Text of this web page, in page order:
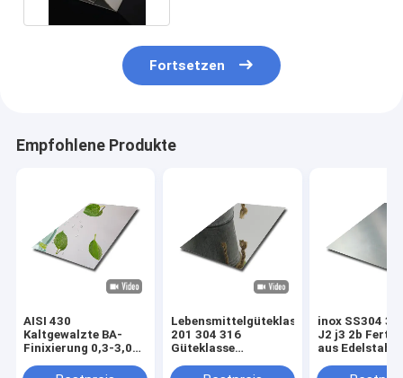
Fortsetzen
Empfohlene Produkte
AISI 430
Kaltgewalzte BA-
Finixierung 0,3-3,0
Edelstahlplatte
Lebensmittelgüteklasse
201 304 316
Güteklasse
Finish
inox SS304
J2 j3 2b
aus Edelstahl